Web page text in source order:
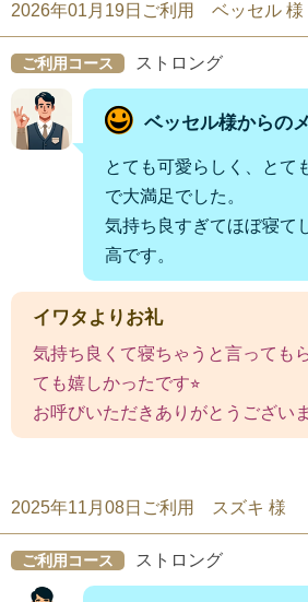
2026年01月19日ご利用 ベッセル 様
ご利用コース ストロング
ベッセル様からの
とても可愛らしく、とて
で大満足でした。
気持ち良すぎてほぼ寝て
高です。
イワタよりお礼
気持ち良くて寝ちゃうと言っても
ても嬉しかったです⭐︎
お呼びいただきありがとうござい
2025年11月08日ご利用 スズキ 様
ご利用コース ストロング